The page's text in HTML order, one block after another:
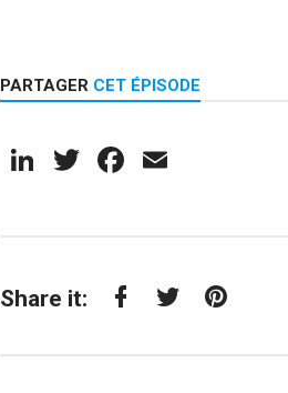
PARTAGER CET ÉPISODE
LinkedIn
TwitterFacebook
Share it: